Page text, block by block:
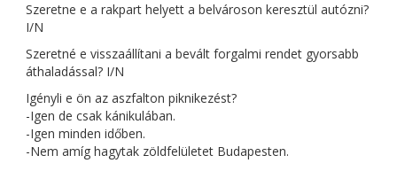
Szeretne e a rakpart helyett a belvároson keresztül autózni?
I/N
Szeretné e visszaállítani a bevált forgalmi rendet gyorsabb
áthaladással? I/N
Igényli e ön az aszfalton piknikezést?
-Igen de csak kánikulában.
-Igen minden időben.
-Nem amíg hagytak zöldfelületet Budapesten.